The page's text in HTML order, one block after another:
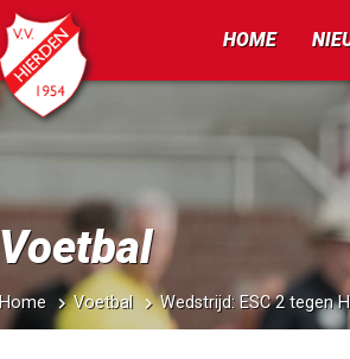
HOME
Voetbal
Home Voetbal Wedstrijd: ESC 2 tegen